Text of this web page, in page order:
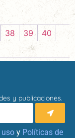
38 39
40
y publicaciones.
uso y Políticas de